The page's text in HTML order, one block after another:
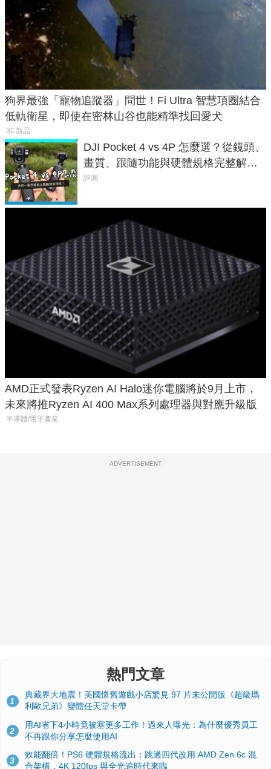
狗界最強「寵物追蹤器」問世！Fi Ultra 智慧項圈結合
低軌衛星，即使在密林山谷也能精準找回愛犬
3C新品
DJI Pocket 4 vs 4P 怎麼選？從鏡頭、
畫質、跟隨功能與硬體規格完整解
析，一次看懂兩台差異
評測
AMD正式發表Ryzen AI Halo迷你電腦將於9月上市，
未來將推Ryzen AI 400 Max系列處理器與對應升級版
半導體/電子產業
ADVERTISEMENT
熱門文章
1
典藏界大地震！美國懷舊遊戲小店驚見 97 片未公開版《超級瑪
利歐兄弟》變體任天堂卡帶
2
用AI省下4小時竟被塞更多工作！過來人曝光：為什麼優秀員工
不再跟你分享怎麼使用AI
3
效能翻倍！PS6 硬體規格流出：跳過四代改用 AMD Zen 6c 混
合架構，4K 120fps 與全光追時代來臨